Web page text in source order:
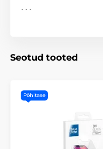
```
Seotud tooted
Põhitase